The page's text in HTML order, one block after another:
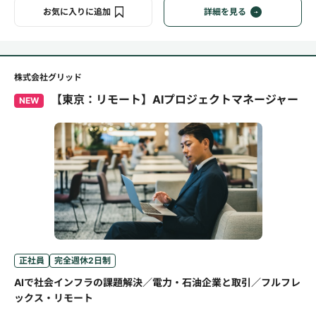
お気に入りに追加 詳細を見る
株式会社グリッド
NEW 【東京：リモート】AIプロジェクトマネージャー
正社員 完全週休2日制
AIで社会インフラの課題解決／電力・石油企業と取引／フルフレ
ックス・リモート